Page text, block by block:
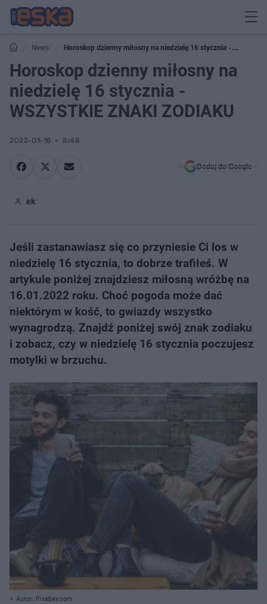
News
Horoskop dzienny miłosny na niedzielę 16 stycznia -
WSZYSTKIE ZNAKI ZODIAKU
Horoskop dzienny miłosny na
niedzielę 16 stycznia -
WSZYSTKIE ZNAKI ZODIAKU
2022-01-16 8:48
Dodaj do Google
ek
Jeśli zastanawiasz się co przyniesie Ci los w
niedzielę 16 stycznia, to dobrze trafiłeś. W
artykule poniżej znajdziesz miłosną wróżbę na
16.01.2022 roku. Choć pogoda może dać
niektórym w kość, to gwiazdy wszystko
wynagrodzą. Znajdź poniżej swój znak zodiaku
i zobacz, czy w niedzielę 16 stycznia poczujesz
motylki w brzuchu.
Autor: Pixabay.com